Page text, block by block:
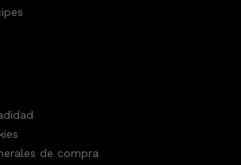
de compra